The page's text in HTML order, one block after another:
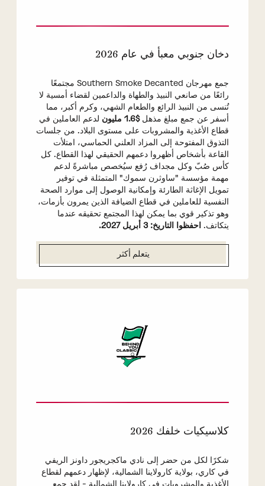
دخان جنوبي معبأ في عام 2026
جمع مهرجان Southern Smoke Decanted مجتمعًا
رائعًا من صانعي النبيذ والطهاة والداعمين لقضاء أمسية لا
تُنسى من النبيذ الرائع والطعام الشهي، وكرم أكبر، مما
أسفر عن جمع مبلغ مذهل$1.6 مليون
لدعم العاملين في
قطاع الأغذية والمشروبات على مستوى البلاد. من جلسات
التذوق المفتوحة إلى المزاد العلني الحماسي، امتلأت
القاعة بأشخاص أظهروا دعمهم الحقيقي لهذا القطاع. كل
كأس صُبّ وكل مجداف رُفع سيُخصص مباشرةً لدعم
مهمة مؤسسة "ساوثرن سموك" المتمثلة في توفير
تمويل الإغاثة الطارئة وإمكانية الوصول إلى موارد الصحة
النفسية للعاملين في قطاع الضيافة الذين يمرون بأزمات،
وهو تذكير قوي بما يمكن لهذا المجتمع تحقيقه عندما
يتكاتف. احفظوا التاريخ: 3 أبريل 2027.
يتعلم أكثر
كلاسيكيات خلفك 2026
شكرًا لكل من حضر إلى نادي ماكجريجور داونز الريفي
في كاري، بولاية كارولاينا الشمالية، لإظهار دعمهم لقطاع
الأغذية والمشروبات في كارولاينا الشمالية - لقد جمع